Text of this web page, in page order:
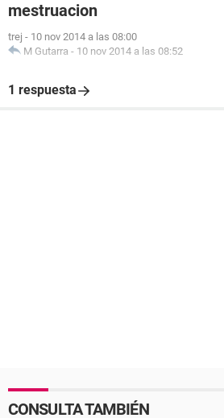
mestruacion
trej - 10 nov 2014 a las 08:00
M Gutarra - 10 nov 2014 a las 08:52
1 respuesta
CONSULTA TAMBIÉN